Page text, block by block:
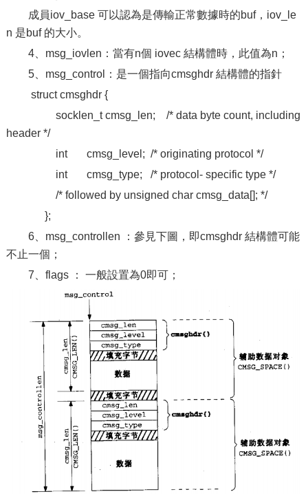
成員iov_base 可以認為是傳輸正常數據時的buf，iov_le
n 是buf 的大小。
4、msg_iovlen：當有n個 iovec 結構體時，此值為n；
5、msg_control：是一個指向cmsghdr 結構體的指針
struct cmsghdr {
socklen_t cmsg_len; /* data byte count, including
header */
int cmsg_level; /* originating protocol */
int cmsg_type; /* protocol- specific type */
/* followed by unsigned char cmsg_data[]; */
};
6、msg_controllen ：參見下圖，即cmsghdr 結構體可能
不止一個；
7、flags ： 一般設置為0即可；